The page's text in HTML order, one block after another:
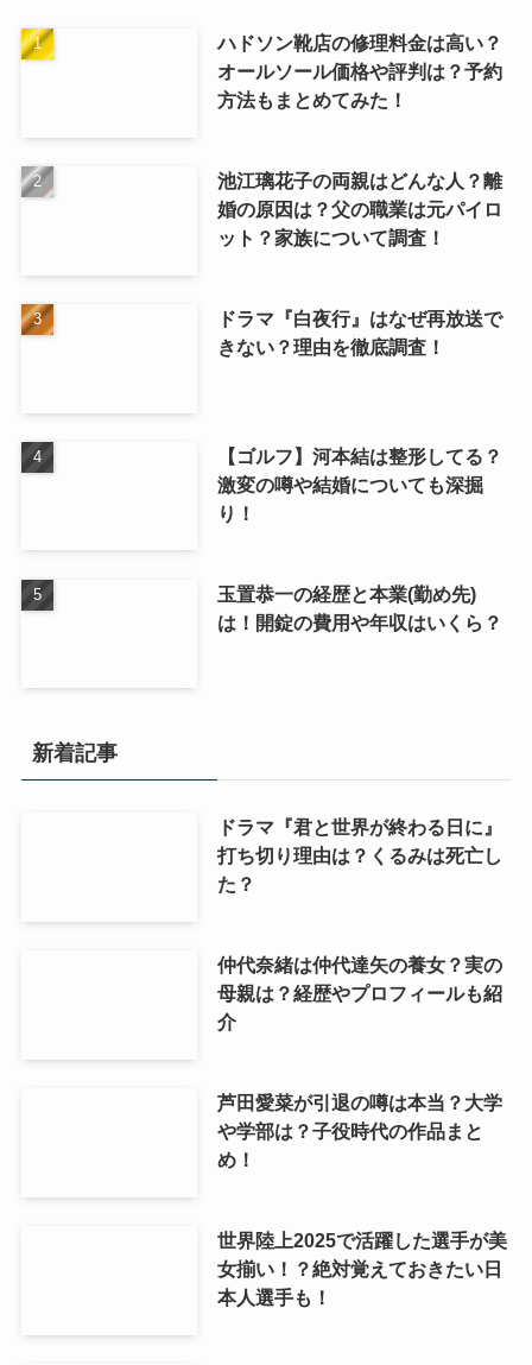
ハドソン靴店の修理料金は高い？
オールソール価格や評判は？予約
方法もまとめてみた！
池江璃花子の両親はどんな人？離
婚の原因は？父の職業は元パイロ
ット？家族について調査！
ドラマ『白夜行』はなぜ再放送で
きない？理由を徹底調査！
【ゴルフ】河本結は整形してる？
激変の噂や結婚についても深掘
り！
玉置恭一の経歴と本業(勤め先)
は！開錠の費用や年収はいくら？
新着記事
ドラマ『君と世界が終わる日に』
打ち切り理由は？くるみは死亡し
た？
仲代奈緒は仲代達矢の養女？実の
母親は？経歴やプロフィールも紹
介
芦田愛菜が引退の噂は本当？大学
や学部は？子役時代の作品まと
め！
世界陸上2025で活躍した選手が美
女揃い！？絶対覚えておきたい日
本人選手も！